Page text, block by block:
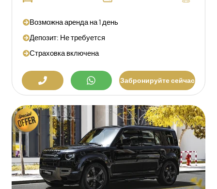
Возможна аренда на 1 день
Депозит: Не требуется
Страховка включена
Забронируйте сейчас